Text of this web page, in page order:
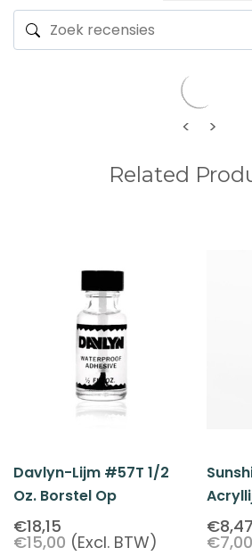
< >
Related
Davlyn-Lijm #57T 1/2
Oz. Borstel Op
€18,15
€15,00 (Excl. BTW)
Oz
€8,47
€7,00